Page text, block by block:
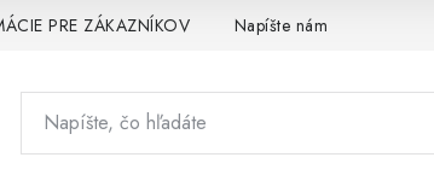
PRE ZÁKAZNÍKOV Napíšte nám